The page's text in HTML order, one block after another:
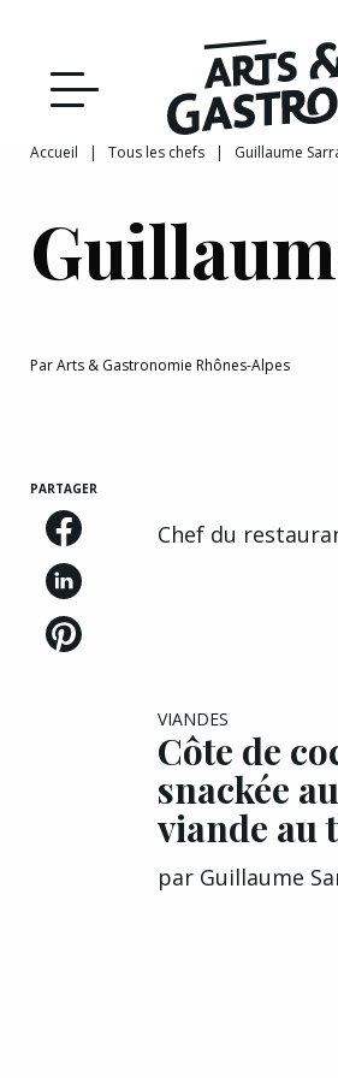
Recettes
Reportages
Actualités
Accueil | Tous les chefs | Guillaume
ParArts & Gastronomie Rhônes-Alpes
PARTAGER
Chef du
VIANDES
Côte de
snackée
viande au
par Guillaume